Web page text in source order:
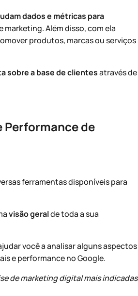
dados e métricas para
marketing. Além disso, com ela
produtos, marcas ou serviços
sobre a base de clientesatravés de
Performance de
ferramentas disponíveis para
visão geralde toda a sua
você a analisar alguns aspectos
e performance no Google.
de marketing digital mais indicadas